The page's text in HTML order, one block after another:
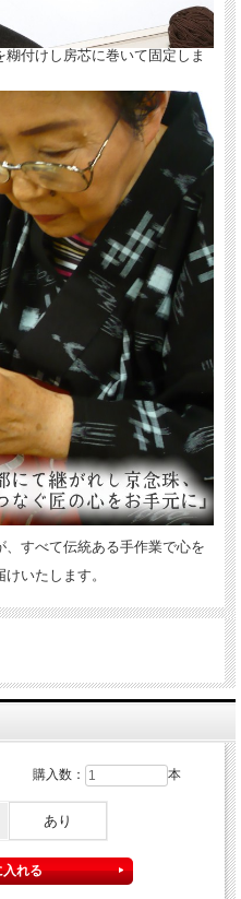
付けし房芯に巻いて固定しま
すべて伝統ある手作業で心を
いたします。
購入数： 本
あり